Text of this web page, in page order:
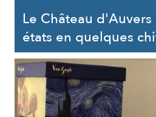
Le Château d'Auvers
états en quelques